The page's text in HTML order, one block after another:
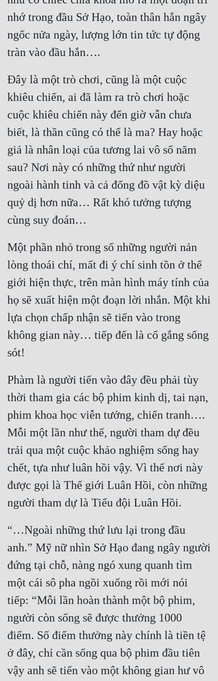
nhớ trong đầu Sở Hạo, toàn thân hắn ngây
ngốc nửa ngày, lượng lớn tin tức tự động
Đây là một trò chơi, cũng là một cuộc
khiêu chiến, ai đã làm ra trò chơi hoặc
cuộc khiêu chiến này đến giờ vẫn chưa
biết, là thần cũng có thể là ma? Hay hoặc
giả là nhân loại của tương lai vô số năm
sau? Nơi này có những thứ như người
ngoài hành tinh và cả đống đồ vật kỳ diệu
quỷ dị hơn nữa… Rất khó tưởng tượng
Một phần nhỏ trong số những người nản
lòng thoái chí, mất đi ý chí sinh tồn ở thế
giới hiện thực, trên màn hình máy tính của
họ sẽ xuất hiện một đoạn lời nhắn. Một khi
lựa chọn chấp nhận sẽ tiến vào trong
không gian này… tiếp đến là cố gắng sống
Phàm là người tiến vào đây đều phải tùy
thời tham gia các bộ phim kinh dị, tai nạn,
phim khoa học viễn tưởng, chiến tranh….
Mỗi một lần như thế, người tham dự đều
trải qua một cuộc khảo nghiệm sống hay
chết, tựa như luân hồi vậy. Vì thế nơi này
được gọi là Thế giới Luân Hồi, còn những
“…Ngoài những thứ lưu lại trong đầu
anh.” Mỹ nữ nhìn Sở Hạo đang ngây người
đứng tại chỗ, nàng ngó xung quanh tìm
một cái sô pha ngồi xuống rồi mới nói
tiếp: “Mỗi lần hoàn thành một bộ phim,
người còn sống sẽ được thưởng 1000
điểm. Số điểm thưởng này chính là tiền tệ
ở đây, chỉ cần sống qua bộ phim đầu tiên
vậy anh sẽ tiến vào một không gian hư vô